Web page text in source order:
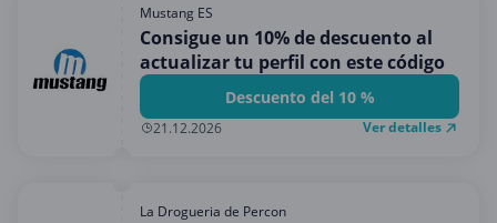
Mustang ES
Consigue un 10% de descuento al
actualizar tu perfil con este código
Descuento del 10 %
21.12.2026 Ver detalles
La Drogueria de Percon